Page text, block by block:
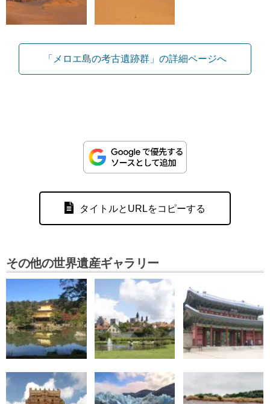
「メロエ島の考古遺跡群」の詳細ページへ
タイトルとURLをコピーする
その他の世界遺産ギャラリー